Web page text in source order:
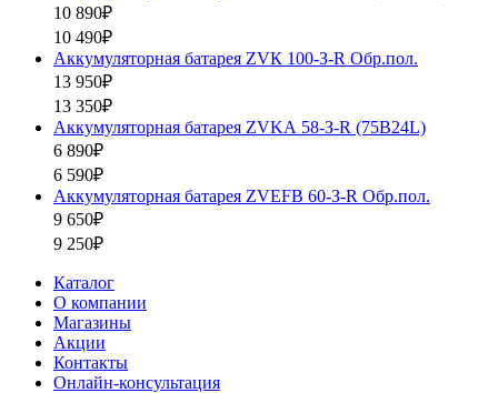
10 890₽
10 490₽
Аккумуляторная батарея ZVК 100-З-R Обр.пол.
13 950₽
13 350₽
Аккумуляторная батарея ZVKА 58-З-R (75B24L)
6 890₽
6 590₽
Аккумуляторная батарея ZVEFB 60-З-R Обр.пол.
9 650₽
9 250₽
Каталог
О компании
Магазины
Акции
Контакты
Онлайн-консультация